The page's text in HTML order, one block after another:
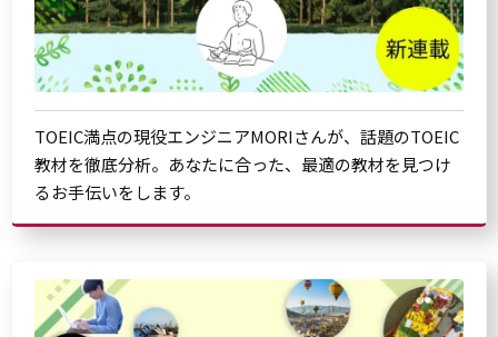
TOEIC満点の現役エンジニアMORIさんが、話題のTOEIC
教材を徹底分析。あなたに合った、最適の教材を見つけ
るお手伝いをします。